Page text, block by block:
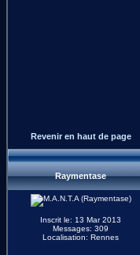
Revenir en haut de page
Raymentase
Inscrit le: 13 Mar 2013
Messages: 309
Localisation: Rennes